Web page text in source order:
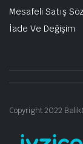
Mesafeli Satış
İade Ve Değişim
Copyright 2022